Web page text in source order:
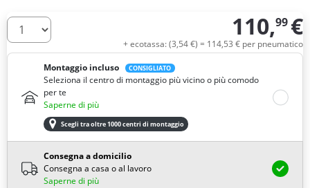
Quantità 110,99 €
+ ecotassa: (3,54€) = 114,53 € per pneumatico
Montaggio incluso
CONSIGLIATO
Seleziona il centro di montaggio più vicino o più comodo
per te
Saperne di più
Scegli tra oltre 1000 centri di montaggio
Consegna a domicilio
Consegna a casa o al lavoro
Saperne di più